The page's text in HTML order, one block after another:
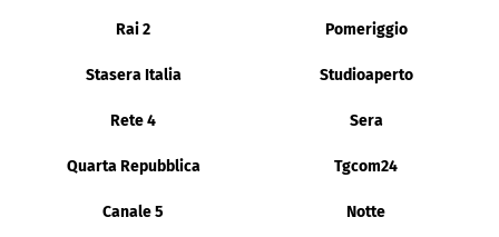
Rai 2 Pomeriggio
Stasera Italia Studioaperto
Rete 4 Sera
Quarta Repubblica Tgcom24
Canale 5 Notte